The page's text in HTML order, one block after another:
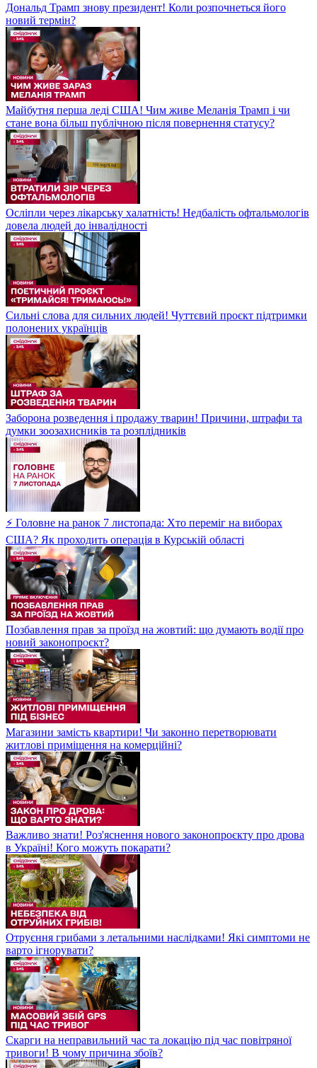
Дональд Трамп знову президент! Коли розпочнеться його
новий термін?
Майбутня перша леді США! Чим живе Меланія Трамп і чи
стане вона більш публічною після повернення статусу?
Осліпли через лікарську халатність! Недбалість офтальмологів
довела людей до інвалідності
Сильні слова для сильних людей! Чуттєвий проєкт підтримки
полонених українців
Заборона розведення і продажу тварин! Причини, штрафи та
думки зоозахисників та розплідників
⚡ Головне на ранок 7 листопада: Хто переміг на виборах
США? Як проходить операція в Курській області
Позбавлення прав за проїзд на жовтий: що думають водії про
новий законопроєкт?
Магазини замість квартири! Чи законно перетворювати
житлові приміщення на комерційні?
Важливо знати! Роз'яснення нового законопроєкту про дрова
в Україні! Кого можуть покарати?
Отруєння грибами з летальними наслідками! Які симптоми не
варто ігнорувати?
Скарги на неправильний час та локацію під час повітряної
тривоги! В чому причина збоїв?